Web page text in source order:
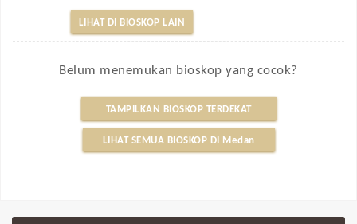
LIHAT DI BIOSKOP LAIN
Belum menemukan bioskop yang cocok?
TAMPILKAN BIOSKOP TERDEKAT
LIHAT SEMUA BIOSKOP DI Medan